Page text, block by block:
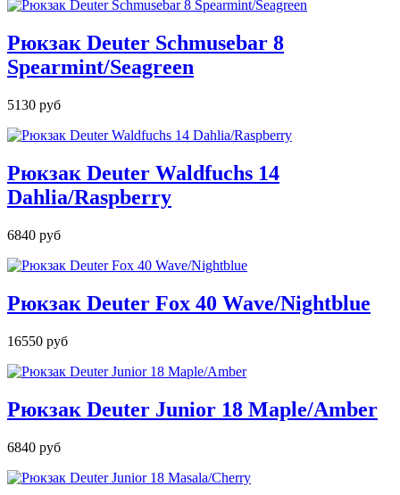
Рюкзак Deuter Schmusebar 8
Spearmint/Seagreen
5130 руб
Рюкзак Deuter Waldfuchs 14
Dahlia/Raspberry
6840 руб
Рюкзак Deuter Fox 40 Wave/Nightblue
16550 руб
Рюкзак Deuter Junior 18 Maple/Amber
6840 руб